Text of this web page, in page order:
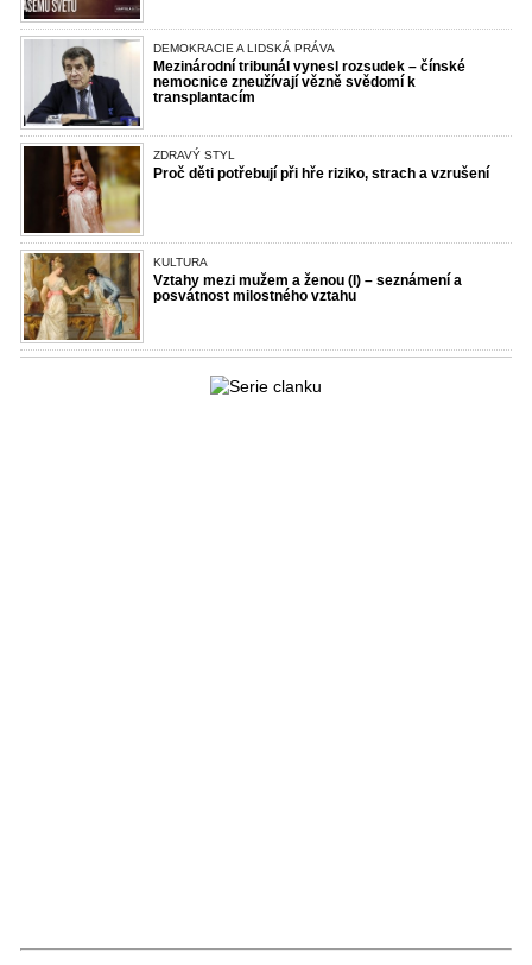
DEMOKRACIE A LIDSKÁ PRÁVA
Mezinárodní tribunál vynesl rozsudek – čínské
nemocnice zneužívají vězně svědomí k
transplantacím
ZDRAVÝ STYL
Proč děti potřebují při hře riziko, strach a vzrušení
KULTURA
Vztahy mezi mužem a ženou (I) – seznámení a
posvátnost milostného vztahu